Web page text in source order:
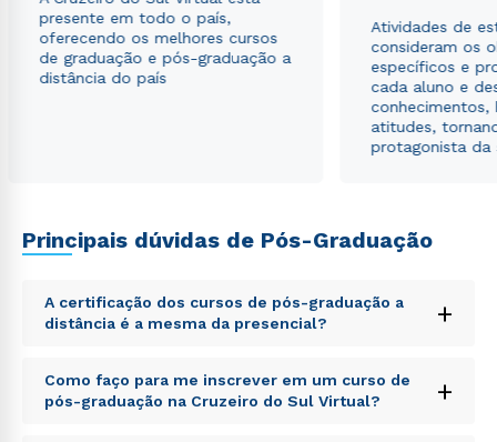
presente em todo o país,
oferecendo os melhores cursos
de graduação e pós-graduação a
distância do país
Atividades de
consideram os
específicos e
cada aluno e
conhecimentos,
atitudes,
protagonista da
Principais dúvidas de Pós-Graduação
A certificação dos cursos de pós-graduação a
distância é a mesma da presencial?
+
Sed ut perspiciatis unde omnis iste natus error sit
voluptatem accusantium doloremque laudantium,
totam rem aperiam, eaque ipsa quae ab illo inventore
Como faço para me inscrever em um curso de
pós-graduação na Cruzeiro do Sul Virtual?
+
Estou de acordo com a Política de Privacidade.
autorizo que meus dados sejam utilizados para o
envio de conteúdos da Cruzeiro do Sul.